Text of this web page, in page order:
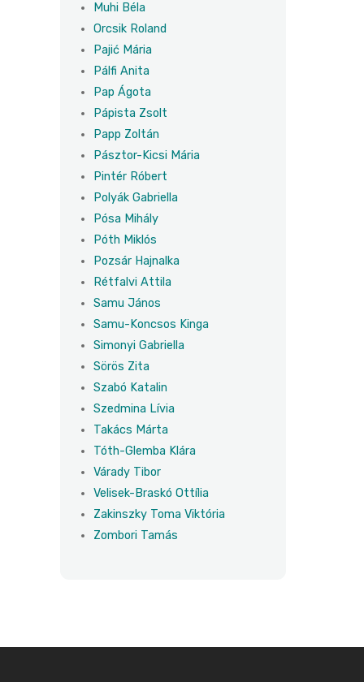
Muhi Béla
Orcsik Roland
Pajić Mária
Pálfi Anita
Pap Ágota
Pápista Zsolt
Papp Zoltán
Pásztor-Kicsi Mária
Pintér Róbert
Polyák Gabriella
Pósa Mihály
Póth Miklós
Pozsár Hajnalka
Rétfalvi Attila
Samu János
Samu-Koncsos Kinga
Simonyi Gabriella
Sörös Zita
Szabó Katalin
Szedmina Lívia
Takács Márta
Tóth-Glemba Klára
Várady Tibor
Velisek-Braskó Ottília
Zakinszky Toma Viktória
Zombori Tamás